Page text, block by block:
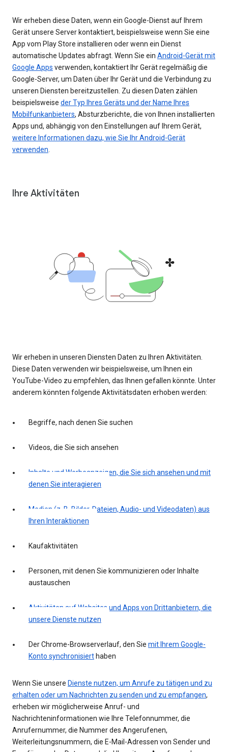
Wir erheben diese Daten, wenn ein Google-Dienst auf Ihrem
Gerät unsere Server kontaktiert, beispielsweise wenn Sie eine
App vom Play Store installieren oder wenn ein Dienst
automatische Updates abfragt. Wenn Sie ein Android-Gerät mit
Google Apps verwenden, kontaktiert Ihr Gerät regelmäßig die
Google-Server, um Daten über Ihr Gerät und die Verbindung zu
unseren Diensten bereitzustellen. Zu diesen Daten zählen
beispielsweise der Typ Ihres Geräts und der Name Ihres
Mobilfunkanbieters, Absturzberichte, die von Ihnen installierten
Apps und, abhängig von den Einstellungen auf Ihrem Gerät,
weitere Informationen dazu, wie Sie Ihr Android-Gerät
verwenden.
Ihre Aktivitäten
Wir erheben in unseren Diensten Daten zu Ihren Aktivitäten.
Diese Daten verwenden wir beispielsweise, um Ihnen ein
YouTube-Video zu empfehlen, das Ihnen gefallen könnte. Unter
anderem könnten folgende Aktivitätsdaten erhoben werden:
Begriffe, nach denen Sie suchen
Videos, die Sie sich ansehen
Inhalte und Werbeanzeigen, die Sie sich ansehen und mit
denen Sie interagieren
Medien (z. B. Bilder, Dateien, Audio- und Videodaten) aus
Ihren Interaktionen
Kaufaktivitäten
Personen, mit denen Sie kommunizieren oder Inhalte
austauschen
Aktivitäten auf Websites und Apps von Drittanbietern, die
unsere Dienste nutzen
Der Chrome-Browserverlauf, den Sie mit Ihrem Google-
Konto synchronisiert haben
Wenn Sie unsere Dienste nutzen, um Anrufe zu tätigen und zu
erhalten oder um Nachrichten zu senden und zu empfangen,
erheben wir möglicherweise Anruf- und
Nachrichteninformationen wie Ihre Telefonnummer, die
Anrufernummer, die Nummer des Angerufenen,
Weiterleitungsnummern, die E-Mail-Adressen von Sender und